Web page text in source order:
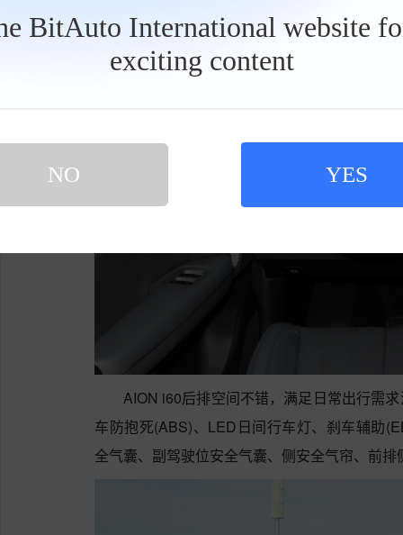
BitAuto International website
exciting content
NO YES
AION i60后排空间不错，满足日常出行需
车防抱死(ABS)、LED日间行车灯、刹车辅助
全气囊、副驾驶位安全气囊、侧安全气帘、前